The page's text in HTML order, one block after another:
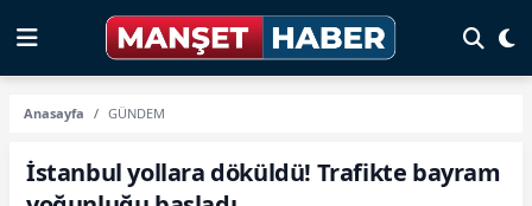
Anasayfa GÜNDEM
İstanbul yollara döküldü! Trafikte bayram